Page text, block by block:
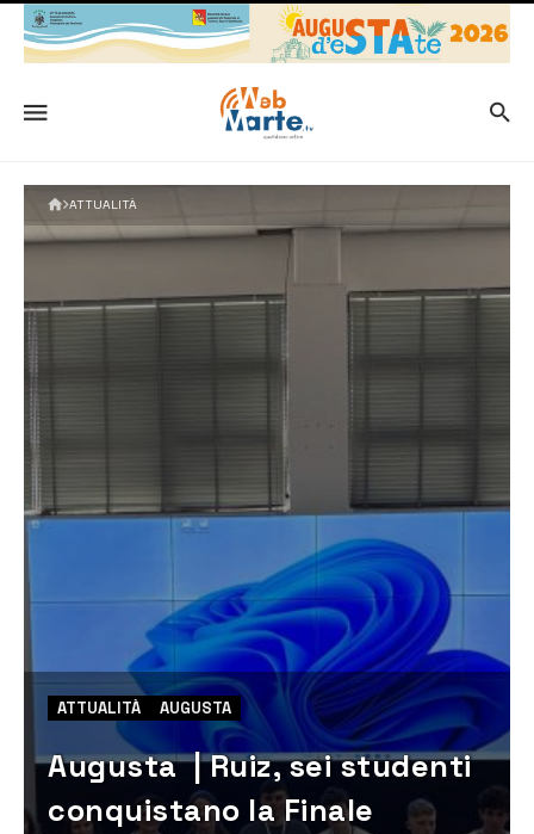
ATTUALITÀ
ATTUALITÀ AUGUSTA
Augusta | Ruiz, sei studenti
conquistano la Finale